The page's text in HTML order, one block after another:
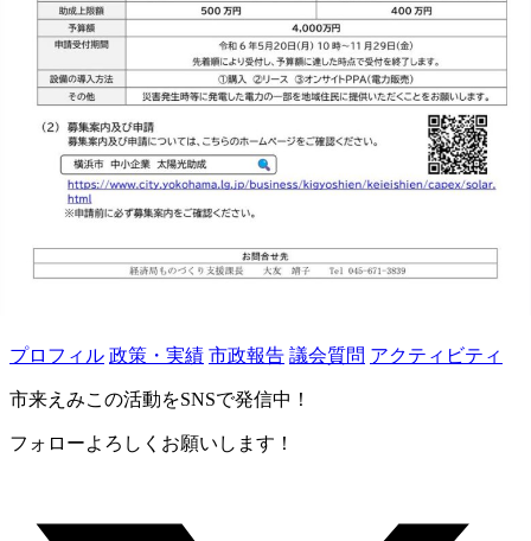
プロフィル 政策・実績 市政報告 議会質問 アクティビティ
市来えみこの活動をSNSで発信中！
フォローよろしくお願いします！